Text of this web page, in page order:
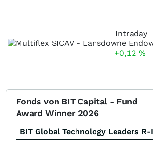
Intraday
+0,12 %
Fonds von BIT Capital - Fund
Award Winner 2026
BIT Global Technology Leaders R-I